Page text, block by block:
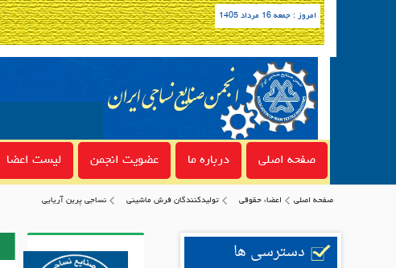
امروز : جمعه 16 مرداد 1405
صفحه اصلی درباره ما عضویت انجمن لیست اعضا
صفحه اصلی اعضاء حقوقی توليدكنندگان فرش ماشيني نساجی پرین آریایی
دسترسی ها